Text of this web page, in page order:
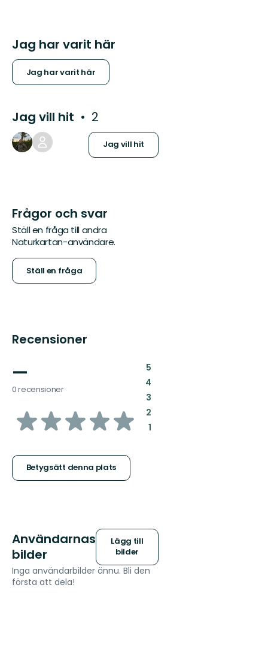
Jag har varit här
Jag har varit här
Jag vill hit 2
Jag vill hit
Frågor och svar
Ställ en fråga till andra
Naturkartan-användare.
Ställ en fråga
Recensioner
—
0 recensioner
av
stjärnor
Betygsätt denna plats
5:
4:
3:
2:
1:
Användarnas
bilder
Lägg till
bilder
Inga användarbilder ännu. Bli den
första att dela!